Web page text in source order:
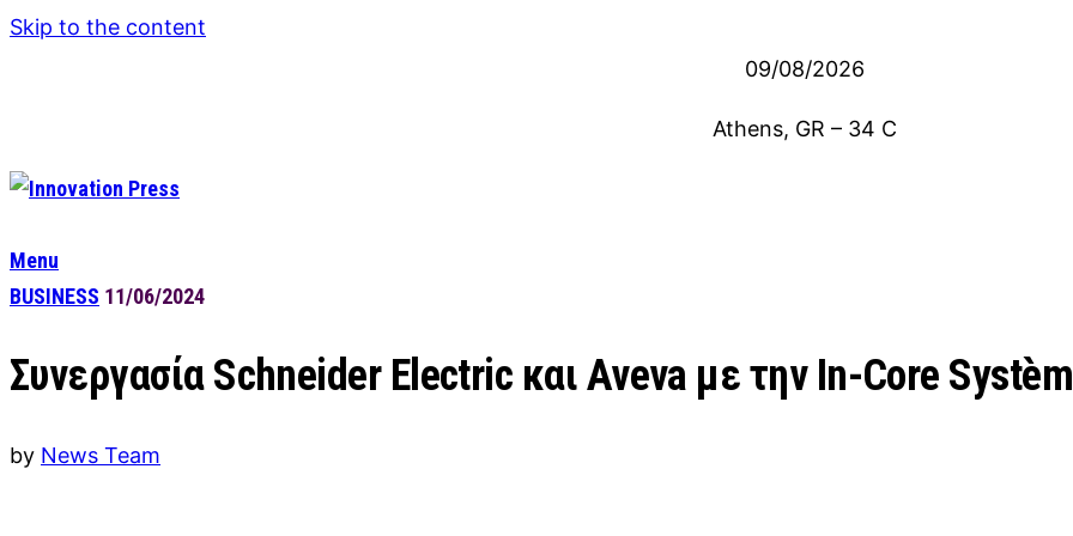
Skip to the content
09/08/2026
Athens, GR – 34 C
Menu
BUSINESS 11/06/2024
Συνεργασία Schneider Electric και Aveva με την In-Core
by News Team